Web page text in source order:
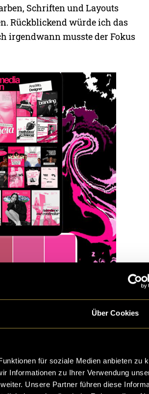
Über Cookies
für soziale Medien anbieten zu
Informationen zu Ihrer Verwendung
Unsere Partner führen diese
Schriften und Layouts
Rückblickend würde ich das
irgendwann musste der Fokus